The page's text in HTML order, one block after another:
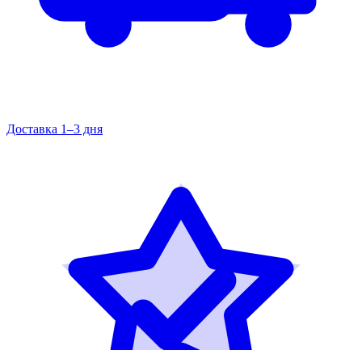
Доставка 1–3 дня